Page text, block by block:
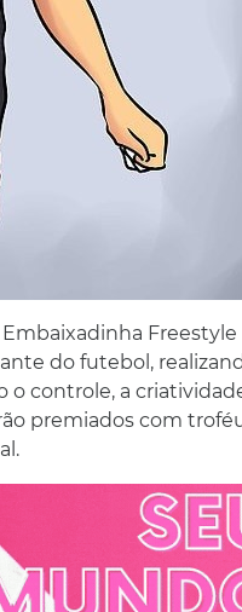
Freestyle
do futebol,
o controle, a
premiados com